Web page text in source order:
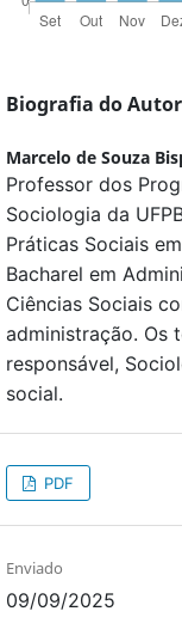
Biografia do Autor
Marcelo de Souza
Professor dos
Sociologia da
Práticas Sociais
Bacharel em
Ciências Sociais
administração. Os
responsável,
social.
PDF
Enviado
09/09/2025